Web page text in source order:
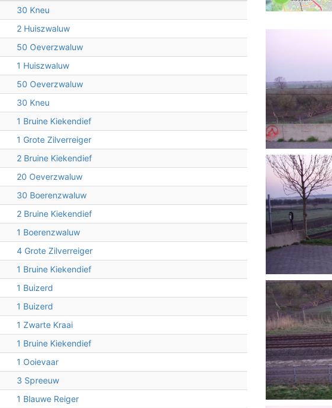
30 Kneu
2 Huiszwaluw
50 Oeverzwaluw
1 Huiszwaluw
50 Oeverzwaluw
30 Kneu
1 Bruine Kiekendief
1 Grote Zilverreiger
2 Bruine Kiekendief
20 Oeverzwaluw
30 Boerenzwaluw
2 Bruine Kiekendief
1 Boerenzwaluw
4 Grote Zilverreiger
1 Bruine Kiekendief
1 Buizerd
1 Buizerd
1 Zwarte Kraai
1 Bruine Kiekendief
1 Ooievaar
3 Spreeuw
1 Blauwe Reiger
2
2
2
3